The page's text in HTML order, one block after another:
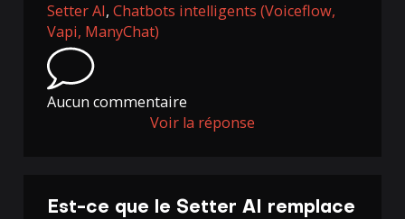
Setter AI,Chatbots intelligents (Voiceflow,
Vapi, ManyChat)
Aucun commentaire
Voir la réponse
Est-ce que le Setter AI remplace